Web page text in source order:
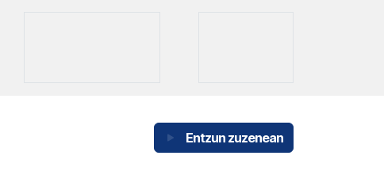
Entzun zuzenean